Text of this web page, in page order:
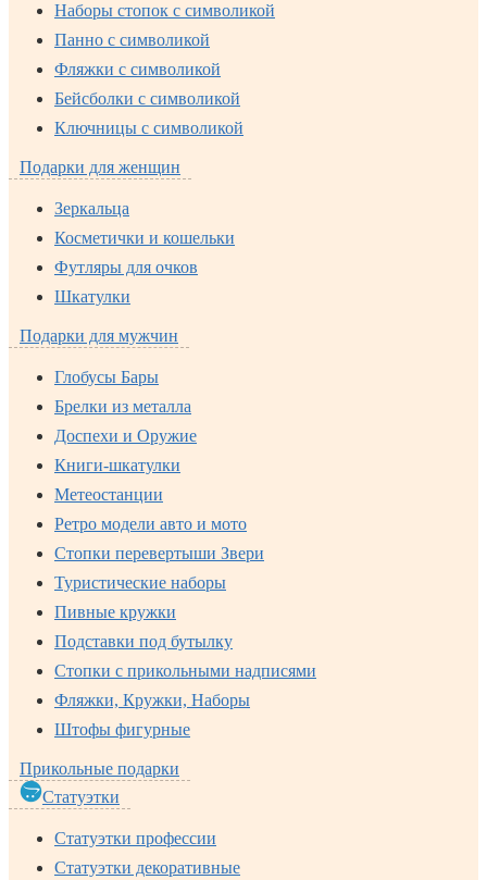
Наборы стопок с символикой
Панно с символикой
Фляжки с символикой
Бейсболки с символикой
Ключницы с символикой
Подарки для женщин
Зеркальца
Косметички и кошельки
Футляры для очков
Шкатулки
Подарки для мужчин
Глобусы Бары
Брелки из металла
Доспехи и Оружие
Книги-шкатулки
Метеостанции
Ретро модели авто и мото
Стопки перевертыши Звери
Туристические наборы
Пивные кружки
Подставки под бутылку
Стопки с прикольными надписями
Фляжки, Кружки, Наборы
Штофы фигурные
Прикольные подарки
Статуэтки
Статуэтки профессии
Статуэтки декоративные